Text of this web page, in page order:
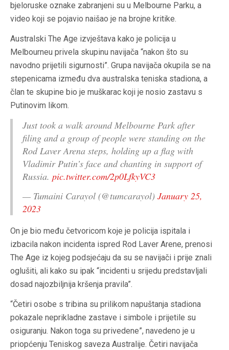
bjeloruske oznake zabranjeni su u Melbourne Parku, a
video koji se pojavio naišao je na brojne kritike.
Australski The Age izvještava kako je policija u
Melbourneu privela skupinu navijača “nakon što su
navodno prijetili sigurnosti”. Grupa navijača okupila se na
stepenicama između dva australska teniska stadiona, a
član te skupine bio je muškarac koji je nosio zastavu s
Putinovim likom.
Just took a walk around Melbourne Park after
filing and a group of people were standing on the
Rod Laver Arena steps, holding up a flag with
Vladimir Putin’s face and chanting in support of
Russia. pic.twitter.com/2p0LfkyVC3
— Tumaini Carayol (@tumcarayol) January 25,
2023
On je bio među četvoricom koje je policija ispitala i
izbacila nakon incidenta ispred Rod Laver Arene, prenosi
The Age iz kojeg podsjećaju da su se navijači i prije znali
oglušiti, ali kako su ipak “incidenti u srijedu predstavljali
dosad najozbiljnija kršenja pravila”.
“Četiri osobe s tribina su prilikom napuštanja stadiona
pokazale neprikladne zastave i simbole i prijetile su
osiguranju. Nakon toga su privedene”, navedeno je u
priopćenju Teniskog saveza Australije. Četiri navijača